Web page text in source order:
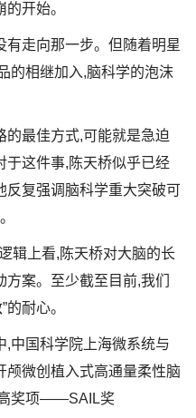
开始。
有走向那一步。但随着明星
的相继加入,脑科学的泡沫
的最佳方式,可能就是急迫
于这件事,陈天桥似乎已经
反复强调脑科学重大突破可
辑上看,陈天桥对大脑的长
案。至少截至目前,我们
耐心。
,中国科学院上海微系统与
颅微创植入式高通量柔性脑
奖项——SAIL奖